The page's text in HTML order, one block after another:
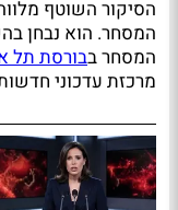
הסיקור השוטף
המסחר. הוא נבחן
המסחר בבורסת תל
מרכזת עדכוני